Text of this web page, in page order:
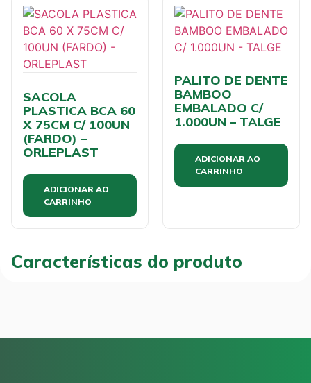
SACOLA
PLASTICA BCA 60
X 75CM C/ 100UN
(FARDO) –
ORLEPLAST
ADICIONAR AO
CARRINHO
PALITO DE DENTE
BAMBOO
EMBALADO C/
1.000UN – TALGE
ADICIONAR AO
CARRINHO
Características do produto